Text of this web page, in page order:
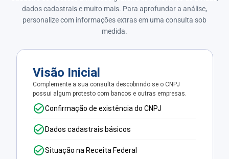
dados cadastrais e muito mais. Para aprofundar a análise,
personalize com informações extras em uma consulta sob
medida.
Visão Inicial
Complemente a sua consulta descobrindo se o CNPJ
possui algum protesto com bancos e outras empresas.
Confirmação de existência do CNPJ
Dados cadastrais básicos
Situação na Receita Federal